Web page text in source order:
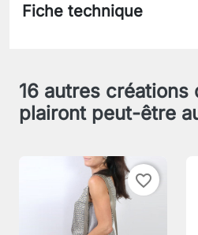
Fiche technique
16 autres créations
plairont peut-être
favorite_border